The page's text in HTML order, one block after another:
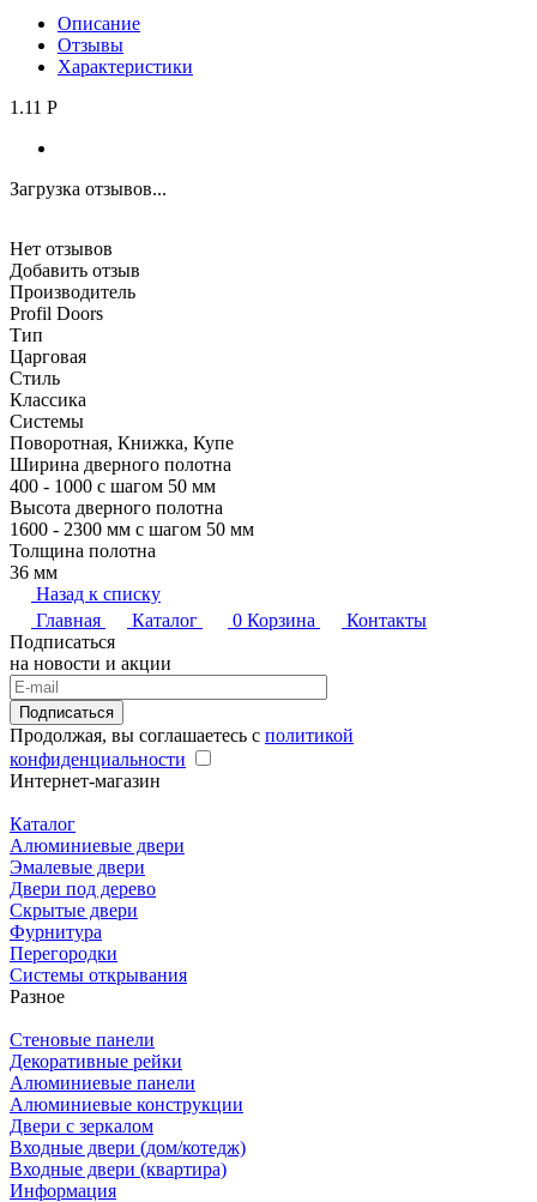
Описание
Отзывы
Характеристики
1.11 P
Загрузка отзывов...
Нет отзывов
Добавить отзыв
Производитель
Profil Doors
Тип
Царговая
Стиль
Классика
Системы
Поворотная, Книжка, Купе
Ширина дверного полотна
400 - 1000 с шагом 50 мм
Высота дверного полотна
1600 - 2300 мм с шагом 50 мм
Толщина полотна
36 мм
Назад к списку
Главная
Каталог 0 Корзина
Контакты
Подписаться
на новости и акции
Подписаться
Продолжая, вы соглашаетесь с политикой
конфиденциальности
Интернет-магазин
Каталог
Алюминиевые двери
Эмалевые двери
Двери под дерево
Скрытые двери
Фурнитура
Перегородки
Системы открывания
Разное
Стеновые панели
Декоративные рейки
Алюминиевые панели
Алюминиевые конструкции
Двери с зеркалом
Входные двери (дом/котедж)
Входные двери (квартира)
Информация